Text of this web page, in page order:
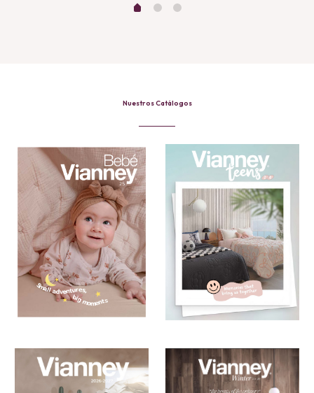
Nuestros Catálogos